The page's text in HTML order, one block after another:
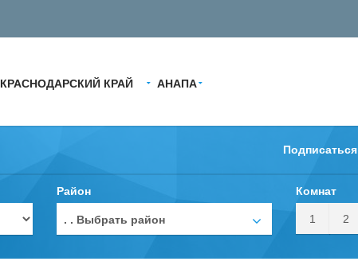
КРАСНОДАРСКИЙ КРАЙ АНАПА
Подписаться
Район
. . Выбрать район
Комнат
1 2